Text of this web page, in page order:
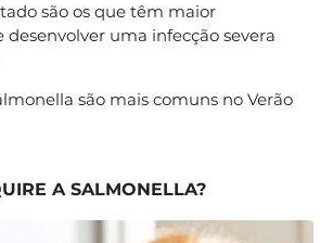
são os que têm maior
uma infecção severa
são mais comuns no Verão
A SALMONELLA?